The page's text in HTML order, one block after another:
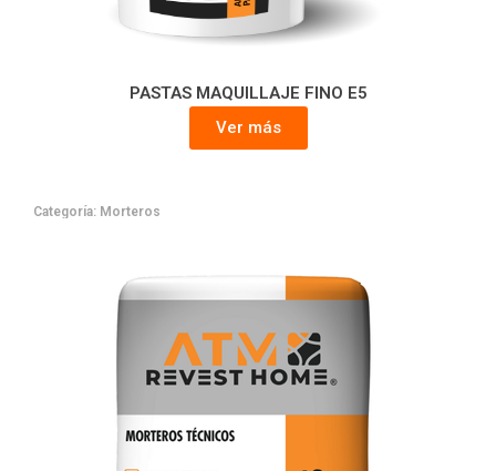
PASTAS MAQUILLAJE FINO E5
Ver más
Categoría: Morteros